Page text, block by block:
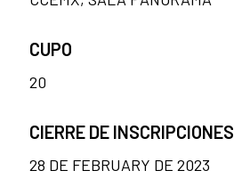
CUPO
20
CIERRE DE INSCRIPCIONES
28 DE FEBRUARY DE 2023